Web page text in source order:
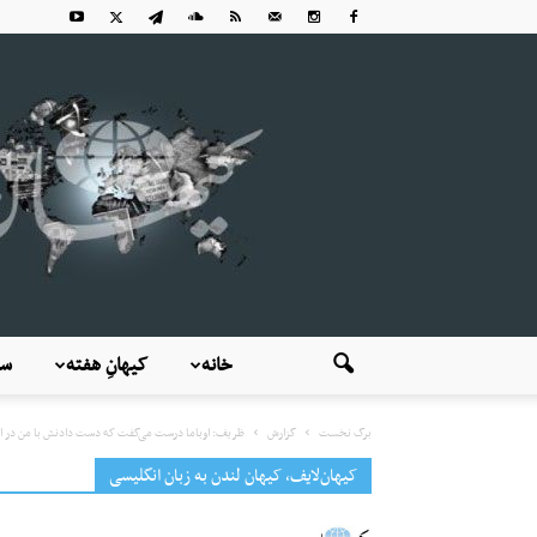
کیهانِ هفته خانه
برگ نخست گزارش ظریف: اوباما درست می‌گفت که دست دادنش با من در
کیهان‌لایف، کیهان لندن به زبان انگلیسی